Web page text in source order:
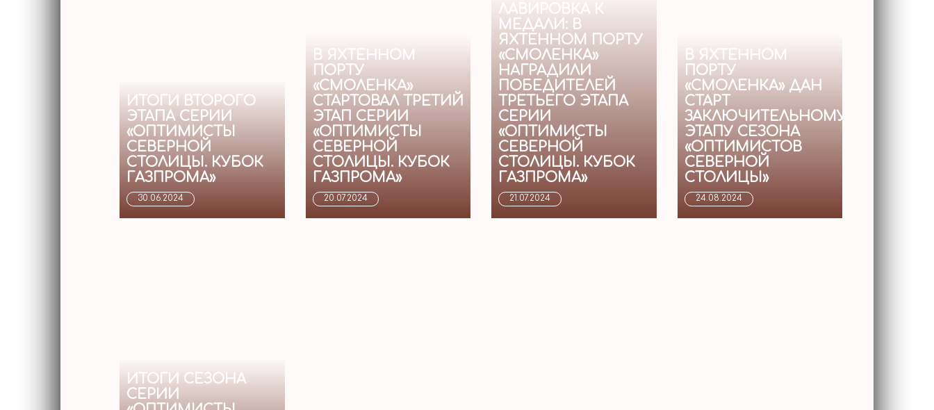
ИТОГИ ВТОРОГО
ЭТАПА СЕРИИ
«ОПТИМИСТЫ
СЕВЕРНОЙ
СТОЛИЦЫ. КУБОК
ГАЗПРОМА»
30.06.2024
В ЯХТЕННОМ
ПОРТУ
«СМОЛЕНКА»
СТАРТОВАЛ ТРЕТИЙ
ЭТАП СЕРИИ
«ОПТИМИСТЫ
СЕВЕРНОЙ
СТОЛИЦЫ. КУБОК
ГАЗПРОМА»
20.07.2024
ЛАВИРОВКА К
МЕДАЛИ: В
ЯХТЕННОМ ПОРТУ
«СМОЛЕНКА»
НАГРАДИЛИ
ПОБЕДИТЕЛЕЙ
ТРЕТЬЕГО ЭТАПА
СЕРИИ
«ОПТИМИСТЫ
СЕВЕРНОЙ
СТОЛИЦЫ. КУБОК
ГАЗПРОМА»
21.07.2024
В ЯХТЕННОМ
ПОРТУ
«СМОЛЕНКА» ДАН
СТАРТ
ЗАКЛЮЧИТЕЛЬНОМУ
ЭТАПУ СЕЗОНА
«ОПТИМИСТОВ
СЕВЕРНОЙ
СТОЛИЦЫ»
24.08.2024
ИТОГИ СЕЗОНА
СЕРИИ